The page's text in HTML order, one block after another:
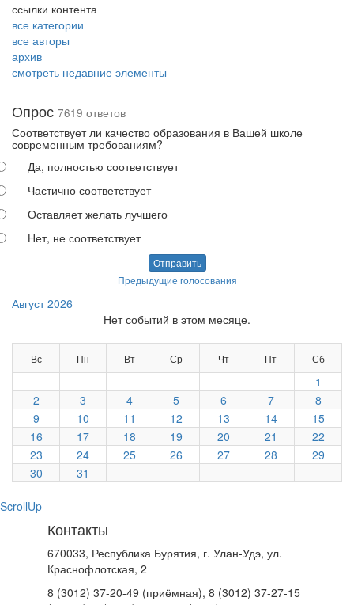
ссылки контента
все категории
все авторы
архив
смотреть недавние элементы
Опрос 7619 ответов
Соответствует ли качество образования в Вашей школе
современным требованиям?
Да, полностью соответствует
Частично соответствует
Оставляет желать лучшего
Нет, не соответствует
Отправить
Предыдущие голосования
Август 2026
Нет событий в этом месяце.
Вс Пн Вт Ср Чт Пт Сб
1
2
3 4 5 6 7
8
9
10 11 12 13 14
15
16
17 18 19 20 21
22
23
24 25 26 27 28
29
30
31
ScrollUp
Контакты
670033, Республика Бурятия, г. Улан-Удэ, ул.
Краснофлотская, 2
8 (3012) 37-20-49 (приёмная), 8 (3012) 37-27-15